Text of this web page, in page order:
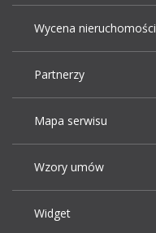
Wycena nieruchomości
Partnerzy
Mapa serwisu
Wzory umów
Widget